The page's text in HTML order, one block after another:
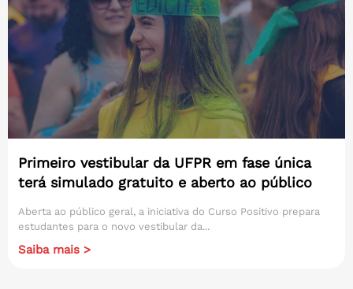
Primeiro vestibular da UFPR em fase única
terá simulado gratuito e aberto ao público
Aberta ao público geral, a iniciativa do Curso Positivo prepara
estudantes para o novo vestibular da...
Saiba mais >